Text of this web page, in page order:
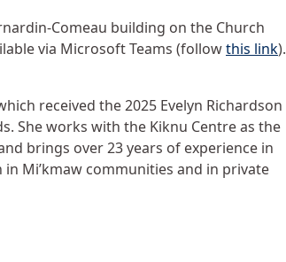
Comeau building on the Church
via Microsoft Teams (followthis link).
received the 2025 Evelyn Richardson
She works with the Kiknu Centre as the
brings over 23 years of experience in
Mi’kmaw communities and in private